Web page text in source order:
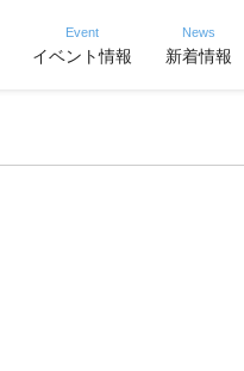
Event
イベント情報
News
新着情報